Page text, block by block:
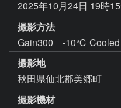
2025年10月24日 19時
撮影方法
Gain300 -10℃ Cooled
撮影地
秋田県仙北郡美郷町
撮影機材